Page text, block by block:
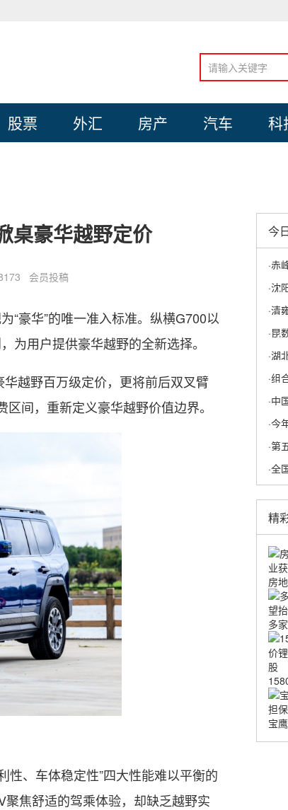
股票 外汇 房产 汽车 科
桌豪华越野定价
会员投稿
“豪华”的唯一准入标准。纵横G700以
为用户提供豪华越野的全新选择。
越野百万级定价，更将前后双叉臂
间，重新定义豪华越野价值边界。
性、车体稳定性”四大性能难以平衡的
焦舒适的驾乘体验，却缺乏越野实
今
·赤
·沈
·清
·昆
·湖
·组
·中
·今
·第
·全
精
房
多
宝